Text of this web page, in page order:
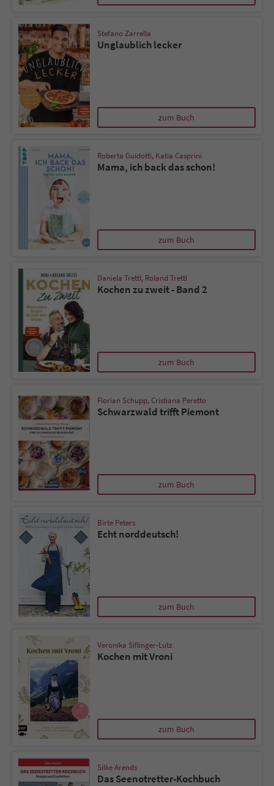
Stefano Zarrella
Unglaublich lecker
zum Buch
Roberta Guidotti, Katia Casprini
Mama, ich back das schon!
zum Buch
Daniela Trettl, Roland Trettl
Kochen zu zweit - Band 2
zum Buch
Florian Schupp,Cristiana Peretto
Schwarzwald trifft Piemont
zum Buch
Birte Peters
Echt norddeutsch!
zum Buch
Veronika Siflinger-Lutz
Kochen mit Vroni
zum Buch
Silke Arends
Das Seenotretter-Kochbuch